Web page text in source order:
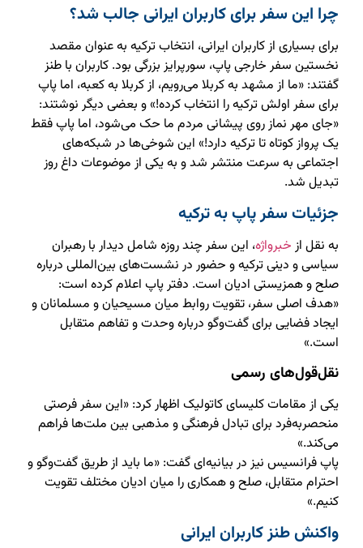
چرا این سفر برای کاربران ایرانی جالب شد؟
برای بسیاری از کاربران ایرانی، انتخاب ترکیه به عنوان مقصد
نخستین سفر خارجی پاپ، سورپرایز بزرگی بود. کاربران با طنز
گفتند: «ما از مشهد به کربلا می‌رویم، از کربلا به کعبه، اما پاپ
برای سفر اولش ترکیه را انتخاب کرده!» و بعضی دیگر نوشتند:
«جای مهر نماز روی پیشانی مردم ما حک می‌شود، اما پاپ فقط
یک پرواز کوتاه تا ترکیه دارد!» این شوخی‌ها در شبکه‌های
اجتماعی به سرعت منتشر شد و به یکی از موضوعات داغ روز
تبدیل شد.
جزئیات سفر پاپ به ترکیه
به نقل از خبرواژه، این سفر چند روزه شامل دیدار با رهبران
سیاسی و دینی ترکیه و حضور در نشست‌های بین‌المللی درباره
صلح و همزیستی ادیان است. دفتر پاپ اعلام کرده است:
«هدف اصلی سفر، تقویت روابط میان مسیحیان و مسلمانان و
ایجاد فضایی برای گفت‌وگو درباره وحدت و تفاهم متقابل
است.»
نقل‌قول‌های رسمی
یکی از مقامات کلیسای کاتولیک اظهار کرد: «این سفر فرصتی
منحصربه‌فرد برای تبادل فرهنگی و مذهبی بین ملت‌ها فراهم
می‌کند.»
پاپ فرانسیس نیز در بیانیه‌ای گفت: «ما باید از طریق گفت‌وگو و
احترام متقابل، صلح و همکاری را میان ادیان مختلف تقویت
کنیم.»
واکنش طنز کاربران ایرانی